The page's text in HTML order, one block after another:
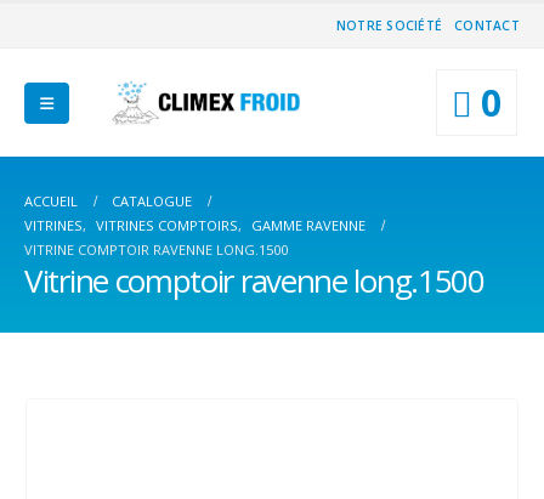
NOTRE SOCIÉTÉ CONTACT
0
ACCUEIL
CATALOGUE
VITRINES, VITRINES COMPTOIRS,
GAMME RAVENNE
VITRINE COMPTOIR RAVENNE LONG.1500
Vitrine comptoir ravenne long.1500